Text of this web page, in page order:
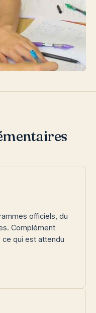
officiels, du
Complément
qui est attendu